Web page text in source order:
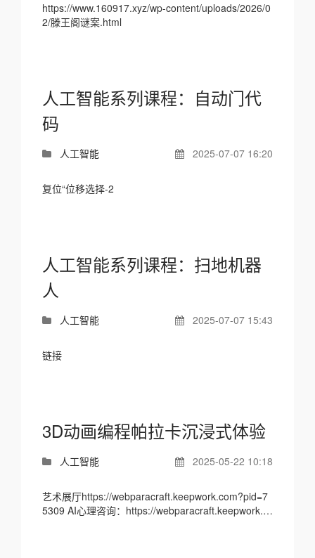
https://www.160917.xyz/wp-content/uploads/2026/0
2/滕王阁谜案.html
人工智能系列课程：自动门代
码
人工智能 2025-07-07 16:20
复位“位移选择-2
人工智能系列课程：扫地机器
人
人工智能 2025-07-07 15:43
链接
3D动画编程帕拉卡沉浸式体验
人工智能 2025-05-22 10:18
艺术展厅https://webparacraft.keepwork.com?pid=7
5309 AI心理咨询：https://webparacraft.keepwork.c